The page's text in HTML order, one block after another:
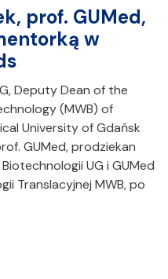
prof. GUMed,
w
Deputy Dean of the
(MWB) of
University of Gdańsk
GUMed, prodziekan
UG i GUMed
Translacyjnej MWB, po